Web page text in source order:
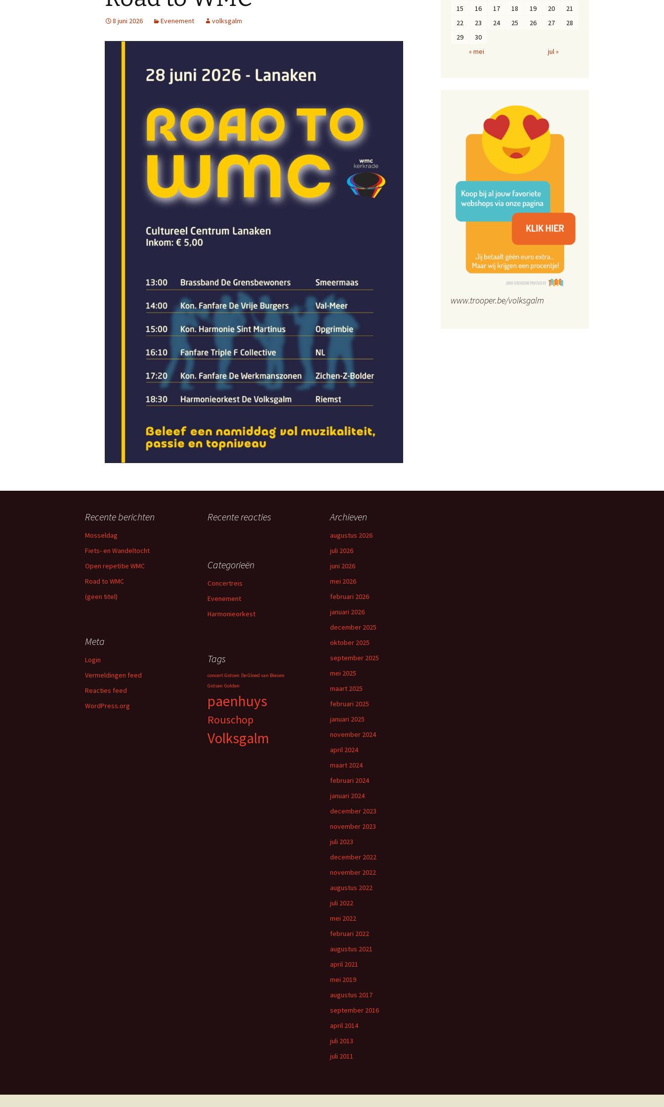
8 juni 2026 Evenement volksgalm
15
16 17 18 19 20
21
22
23 24 25 26 27
28
29
30
« mei
jul »
www.trooper.be/volksgalm
Recente berichten
Mosseldag
Fiets- en Wandeltocht
Open repetitie WMC
Road to WMC
(geen titel)
Recente reacties Archieven
augustus 2026
juli 2026
juni 2026
mei 2026
februari 2026
januari 2026
december 2025
oktober 2025
september 2025
mei 2025
maart 2025
februari 2025
januari 2025
november 2024
april 2024
maart 2024
februari 2024
januari 2024
december 2023
november 2023
juli 2023
december 2022
november 2022
augustus 2022
juli 2022
mei 2022
februari 2022
augustus 2021
april 2021
mei 2019
augustus 2017
september 2016
april 2014
juli 2013
juli 2011
Categorieën
Concertreis
Evenement
Harmonieorkest
Meta
Login
Vermeldingen feed
Reacties feed
WordPress.org
Tags
concert Gidsen De Gloed van Biesen
Gidsen Golden
paenhuys
Rouschop
Volksgalm